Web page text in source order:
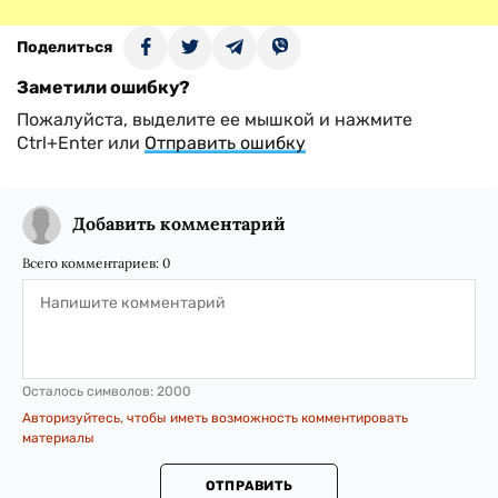
Поделиться
Заметили ошибку?
Пожалуйста, выделите ее мышкой и нажмите
Ctrl+Enter или Отправить ошибку
Добавить комментарий
Всего комментариев: 0
Осталось символов: 2000
Авторизуйтесь, чтобы иметь возможность комментировать
материалы
ОТПРАВИТЬ